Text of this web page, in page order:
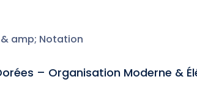
amp; Notation
– Organisation Moderne &